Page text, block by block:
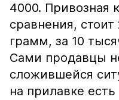
4000. Привозная
сравнения,
грамм, за 10
Сами продавцы
сложившейся
на прилавке